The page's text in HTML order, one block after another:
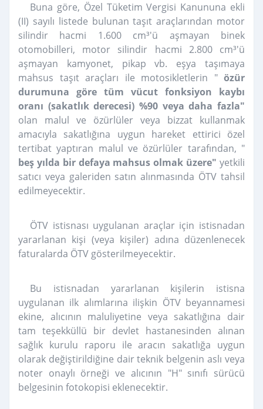
Buna göre, Özel Tüketim Vergisi Kanununa ekli
(II) sayılı listede bulunan taşıt araçlarından motor
silindir hacmi 1.600 cm³'ü aşmayan binek
otomobilleri, motor silindir hacmi 2.800 cm³'ü
aşmayan kamyonet, pikap vb. eşya taşımaya
mahsus taşıt araçları ile motosikletlerin " özür
durumuna göre tüm vücut fonksiyon kaybı
oranı (sakatlık derecesi) %90 veya daha fazla"
olan malul ve özürlüler veya bizzat kullanmak
amacıyla sakatlığına uygun hareket ettirici özel
tertibat yaptıran malul ve özürlüler tarafından, "
beş yılda bir defaya mahsus olmak üzere" yetkili
satıcı veya galeriden satın alınmasında ÖTV tahsil
edilmeyecektir.
ÖTV istisnası uygulanan araçlar için istisnadan
yararlanan kişi (veya kişiler) adına düzenlenecek
faturalarda ÖTV gösterilmeyecektir.
Bu istisnadan yararlanan kişilerin istisna
uygulanan ilk alımlarına ilişkin ÖTV beyannamesi
ekine, alıcının maluliyetine veya sakatlığına dair
tam teşekküllü bir devlet hastanesinden alınan
sağlık kurulu raporu ile aracın sakatlığa uygun
olarak değiştirildiğine dair teknik belgenin aslı veya
noter onaylı örneği ve alıcının "H" sınıfı sürücü
belgesinin fotokopisi eklenecektir.